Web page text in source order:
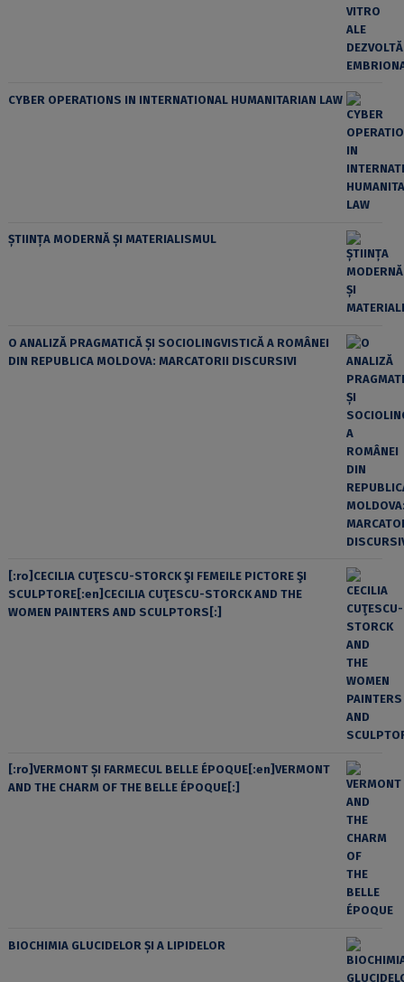
CYBER OPERATIONS IN INTERNATIONAL HUMANITARIAN LAW
ȘTIINȚA MODERNĂ ȘI MATERIALISMUL
O ANALIZĂ PRAGMATICĂ ȘI SOCIOLINGVISTICĂ A ROMÂNEI
DIN REPUBLICA MOLDOVA: MARCATORII DISCURSIVI
[:ro]CECILIA CUŢESCU-STORCK ŞI FEMEILE PICTORE ŞI
SCULPTORE[:en]CECILIA CUŢESCU-STORCK AND THE
WOMEN PAINTERS AND SCULPTORS[:]
[:ro]VERMONT ȘI FARMECUL BELLE ÉPOQUE[:en]VERMONT
AND THE CHARM OF THE BELLE ÉPOQUE[:]
BIOCHIMIA GLUCIDELOR ȘI A LIPIDELOR